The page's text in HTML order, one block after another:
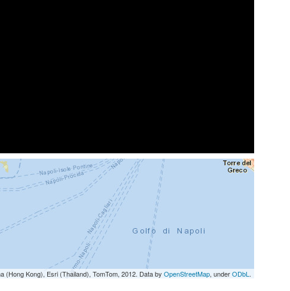
Kong), Esri (Thailand), TomTom, 2012. Data by OpenStreetMap, underODbL .